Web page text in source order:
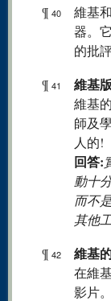
¶ 40
維基
器。
的批
¶ 41 維基
維基
師及
人的!
回答:
動十
而不
其他
¶ 42 維基
在維
影片